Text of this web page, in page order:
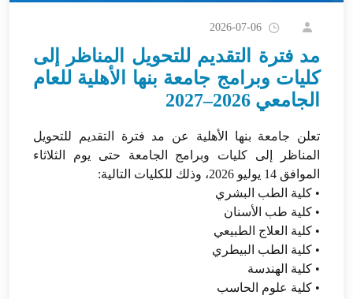
2026-07-06
مد فترة التقديم للتحويل المناظر إلى
كليات وبرامج جامعة بنها الأهلية للعام
الجامعي 2026–2027
تعلن جامعة بنها الأهلية عن مد فترة التقديم للتحويل
المناظر إلى كليات وبرامج الجامعة حتى يوم الثلاثاء
الموافق 14 يوليو 2026، وذلك للكليات التالية:
• كلية الطب البشري
• كلية طب الأسنان
• كلية العلاج الطبيعي
• كلية الطب البيطري
• كلية الهندسة
• كلية علوم الحاسب